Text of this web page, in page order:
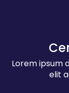
Lorem ipsum
elit